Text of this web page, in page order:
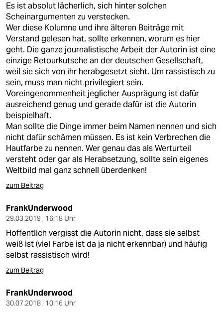
Es ist absolut lächerlich, sich hinter solchen
Scheinargumenten zu verstecken.
Wer diese Kolumne und ihre älteren Beiträge mit
Verstand gelesen hat, sollte erkennen, worum es hier
geht. Die ganze journalistische Arbeit der Autorin ist eine
einzige Retourkutsche an der deutschen Gesellschaft,
weil sie sich von ihr herabgesetzt sieht. Um rassistisch zu
sein, muss man nicht privilegiert sein.
Voreingenommenheit jeglicher Ausprägung ist dafür
ausreichend genug und gerade dafür ist die Autorin
beispielhaft.
Man sollte die Dinge immer beim Namen nennen und sich
nicht dafür schämen müssen. Es ist kein Verbrechen die
Hautfarbe zu nennen. Wer genau das als Werturteil
versteht oder gar als Herabsetzung, sollte sein eigenes
Weltbild mal ganz schnell überdenken!
zum Beitrag
FrankUnderwood
29.03.2019 , 16:18 Uhr
Hoffentlich vergisst die Autorin nicht, dass sie selbst
weiß ist (viel Farbe ist da ja nicht erkennbar) und häufig
selbst rassistisch wird!
zum Beitrag
FrankUnderwood
30.07.2018 , 10:16 Uhr